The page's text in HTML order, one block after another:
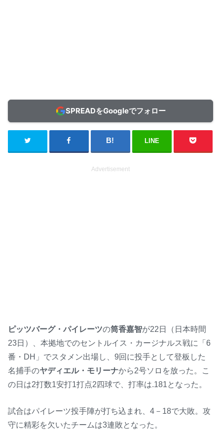
SPREADをGoogleでフォロー
LINE
Advertisement
ピッツバーグ・パイレーツの筒香嘉智が22日（日本時間
23日）、本拠地でのセントルイス・カージナルス戦に「6
番・DH」でスタメン出場し、9回に投手として登板した
名捕手のヤディエル・モリーナから2号ソロを放った。こ
の日は2打数1安打1打点2四球で、打率は.181となった。
試合はパイレーツ投手陣が打ち込まれ、4－18で大敗。攻
守に精彩を欠いたチームは3連敗となった。